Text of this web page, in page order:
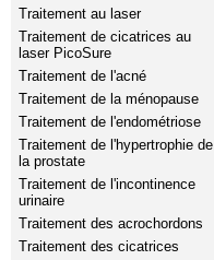
Traitement au laser
Traitement de cicatrices au
laser PicoSure
Traitement de l'acné
Traitement de la ménopause
Traitement de l'endométriose
Traitement de l'hypertrophie de
la prostate
Traitement de l'incontinence
urinaire
Traitement des acrochordons
Traitement des cicatrices